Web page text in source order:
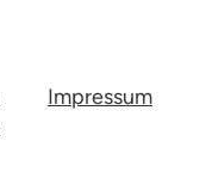
Impressum